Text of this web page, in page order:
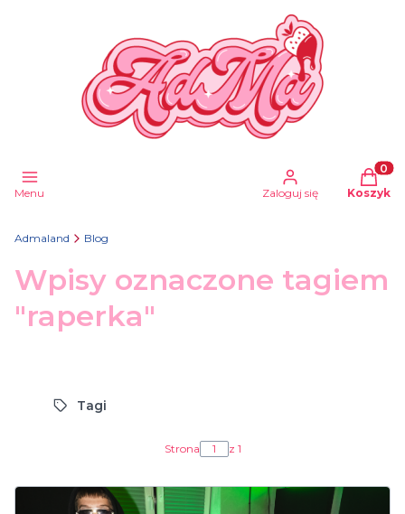
Menu Zaloguj się Koszyk
Admaland Blog
Wpisy oznaczone tagiem
"raperka"
Tagi
Strona z 1